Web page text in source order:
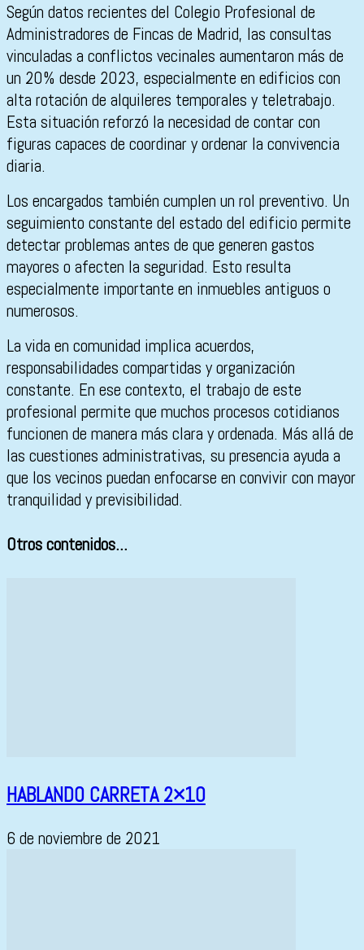
Según datos recientes del Colegio Profesional de
Administradores de Fincas de Madrid, las consultas
vinculadas a conflictos vecinales aumentaron más de
un 20% desde 2023, especialmente en edificios con
alta rotación de alquileres temporales y teletrabajo.
Esta situación reforzó la necesidad de contar con
figuras capaces de coordinar y ordenar la convivencia
diaria.
Los encargados también cumplen un rol preventivo. Un
seguimiento constante del estado del edificio permite
detectar problemas antes de que generen gastos
mayores o afecten la seguridad. Esto resulta
especialmente importante en inmuebles antiguos o
numerosos.
La vida en comunidad implica acuerdos,
responsabilidades compartidas y organización
constante. En ese contexto, el trabajo de este
profesional permite que muchos procesos cotidianos
funcionen de manera más clara y ordenada. Más allá de
las cuestiones administrativas, su presencia ayuda a
que los vecinos puedan enfocarse en convivir con mayor
tranquilidad y previsibilidad.
Otros contenidos...
HABLANDO CARRETA 2×10
6 de noviembre de 2021